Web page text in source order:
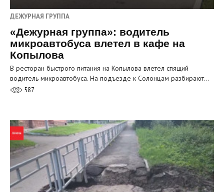
ДЕЖУРНАЯ ГРУППА
«Дежурная группа»: водитель
микроавтобуса влетел в кафе на
Копылова
В ресторан быстрого питания на Копылова влетел спящий
водитель микроавтобуса. На подъезде к Солонцам разбирают…
587